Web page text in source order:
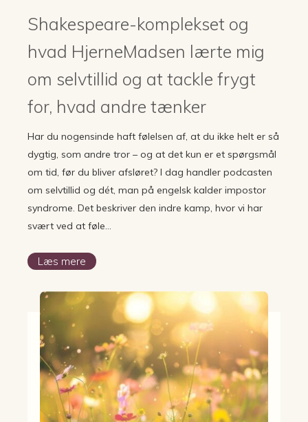
Shakespeare-komplekset og
hvad HjerneMadsen lærte mig
om selvtillid og at tackle frygt
for, hvad andre tænker
Har du nogensinde haft følelsen af, at du ikke helt er så
dygtig, som andre tror – og at det kun er et spørgsmål
om tid, før du bliver afsløret? I dag handler podcasten
om selvtillid og dét, man på engelsk kalder impostor
syndrome. Det beskriver den indre kamp, hvor vi har
svært ved at føle…
Læs mere